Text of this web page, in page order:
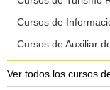
Cursos de
Cursos de Auxiliar
Ver todos los cursos